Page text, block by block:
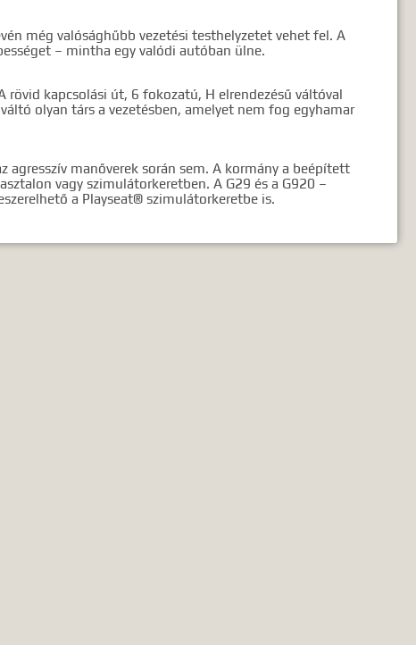
még valósághűbb vezetési testhelyzetet vehet fel. A
– mintha egy valódi autóban ülne.
rövid kapcsolási út, 6 fokozatú, H elrendezésű váltóval
olyan társ a vezetésben, amelyet nem fog egyhamar
manőverek során sem. A kormány a beépített
vagy szimulátorkeretben. A G29 és a G920 –
a Playseat® szimulátorkeretbe is.